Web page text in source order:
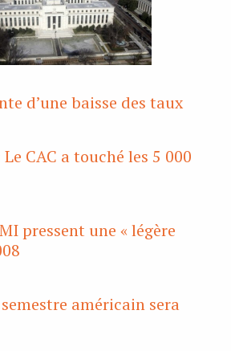
d’une baisse des taux
CAC a touché les 5 000
pressent une « légère
américain sera